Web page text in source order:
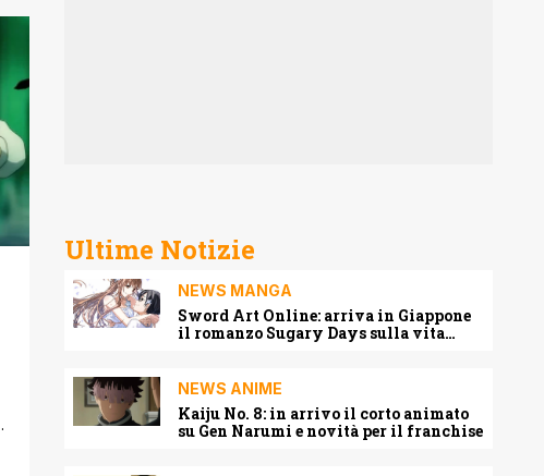
Ultime Notizie
NEWS MANGA
Sword Art Online: arriva in Giappone
il romanzo Sugary Days sulla vita
NEWS ANIME
Kaiju No. 8: in arrivo il corto animato
su Gen Narumi e novità per il franchise